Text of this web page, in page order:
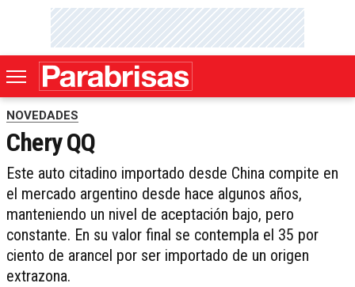
NOVEDADES
Chery QQ
Este auto citadino importado desde China compite en
el mercado argentino desde hace algunos años,
manteniendo un nivel de aceptación bajo, pero
constante. En su valor final se contempla el 35 por
ciento de arancel por ser importado de un origen
extrazona.